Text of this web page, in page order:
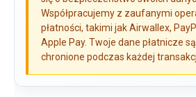
Współpracujemy z zaufanymi
płatności, takimi jak Airwallex,
Apple Pay. Twoje dane płatnicze
chronione podczas każdej